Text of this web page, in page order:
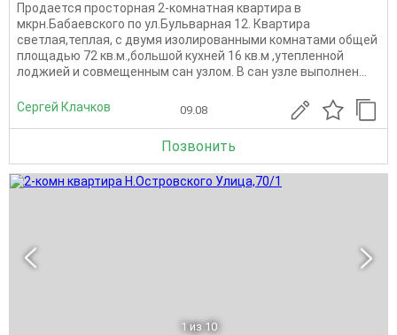
Продается просторная 2-комнатная квартира в
мкрн.Бабаевского по ул.Бульварная 12. Квартира
светлая,теплая, с двумя изолированными комнатами общей
площадью 72 кв.м.,большой кухней 16 кв.м ,утепленной
лоджией и совмещенным сан узлом. В сан узле выполнен...
Сергей Клачков 09.08
Позвонить
1 из 10